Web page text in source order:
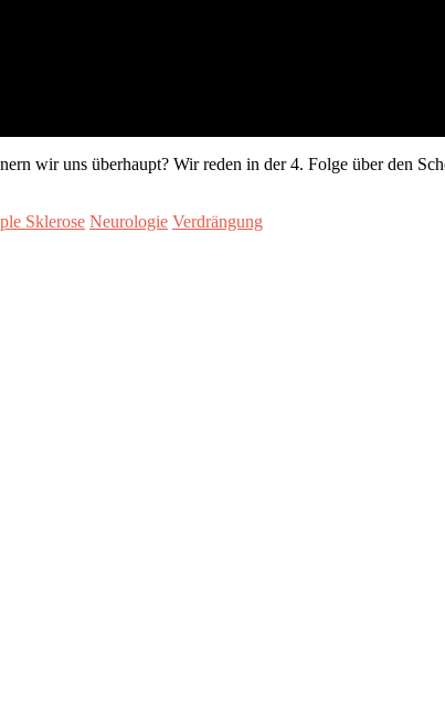
wir uns überhaupt? Wir reden in der 4. Folge über den
Sklerose Neurologie Verdrängung